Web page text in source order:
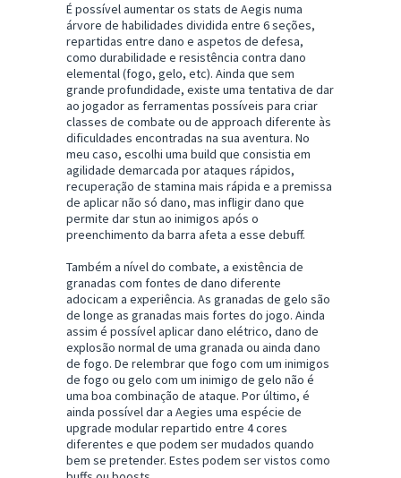
É possível aumentar os stats de Aegis numa
árvore de habilidades dividida entre 6 seções,
repartidas entre dano e aspetos de defesa,
como durabilidade e resistência contra dano
elemental (fogo, gelo, etc). Ainda que sem
grande profundidade, existe uma tentativa de dar
ao jogador as ferramentas possíveis para criar
classes de combate ou de approach diferente às
dificuldades encontradas na sua aventura. No
meu caso, escolhi uma build que consistia em
agilidade demarcada por ataques rápidos,
recuperação de stamina mais rápida e a premissa
de aplicar não só dano, mas infligir dano que
permite dar stun ao inimigos após o
preenchimento da barra afeta a esse debuff.
Também a nível do combate, a existência de
granadas com fontes de dano diferente
adocicam a experiência. As granadas de gelo são
de longe as granadas mais fortes do jogo. Ainda
assim é possível aplicar dano elétrico, dano de
explosão normal de uma granada ou ainda dano
de fogo. De relembrar que fogo com um inimigos
de fogo ou gelo com um inimigo de gelo não é
uma boa combinação de ataque. Por último, é
ainda possível dar a Aegies uma espécie de
upgrade modular repartido entre 4 cores
diferentes e que podem ser mudados quando
bem se pretender. Estes podem ser vistos como